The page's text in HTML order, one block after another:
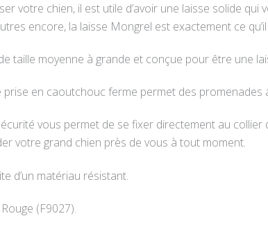
votre chien, il est utile d’avoir une laisse solide
encore, la laisse Mongrel est exactement ce
taille moyenne à grande et conçue pour être une
prise en caoutchouc ferme permet des promenades
vous permet de se fixer directement au
votre grand chien près de vous à tout moment.
d’un matériau résistant.
(F9027).